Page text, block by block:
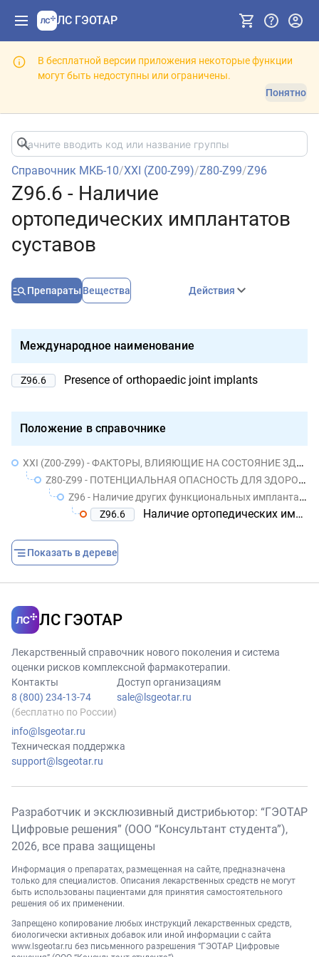
ЛС ГЭОТАР
В бесплатной версии приложения некоторые функции
могут быть недоступны или ограничены.
Понятно
Справочник МКБ-10/XXI (Z00-Z99)/Z80-Z99/Z96
Z96.6 - Наличие
ортопедических имплантатов
суставов
Препараты Вещества Действия
Международное наименование
Z96.6 Presence of orthopaedic joint implants
Положение в справочнике
XXI (Z00-Z99) - ФАКТОРЫ, ВЛИЯЮЩИЕ НА СОСТОЯНИЕ ЗДОРОВЬЯ НАСЕЛЕНИЯ И ОБРАЩЕНИЯ В УЧРЕЖДЕНИЯ ЗДРАВООХРАНЕНИЯ
Z80-Z99 - ПОТЕНЦИАЛЬНАЯ ОПАСНОСТЬ ДЛЯ ЗДОРОВЬЯ, СВЯЗАННАЯ С ЛИЧНЫМ И СЕМЕЙНЫМ АНАМНЕЗОМ И ОПРЕДЕЛЕННЫМИ СОСТОЯНИЯМИ, ВЛИЯЮЩИМИ НА ЗДОРОВЬЕ
Z96 - Наличие других функциональных имплантатов
Z96.6
Наличие ортопедических имплантатов суставов
Показать в дереве
ЛС ГЭОТАР
Лекарственный справочник нового поколения и система
оценки рисков комплексной фармакотерапии.
Контакты
8 (800) 234-13-74
(бесплатно по России)
info@lsgeotar.ru
Доступ организациям
sale@lsgeotar.ru
Техническая поддержка
support@lsgeotar.ru
Разработчик и эксклюзивный дистрибьютор: “ГЭОТАР
Цифровые решения” (ООО “Консультант студента”),
2026, все права защищены
Информация о препаратах, размещенная на сайте, предназначена
только для специалистов. Описания лекарственных средств не могут
быть использованы пациентами для принятия самостоятельного
решения об их применении.
Запрещено копирование любых инструкций лекарственных средств,
биологически активных добавок или иной информации с сайта
www.lsgeotar.ru без письменного разрешения “ГЭОТАР Цифровые